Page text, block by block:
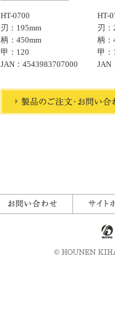
HT-0700
刃：195mm
柄：450mm
甲：120
JAN：4543983707000
HT-
刃：
柄：
甲：
JAN